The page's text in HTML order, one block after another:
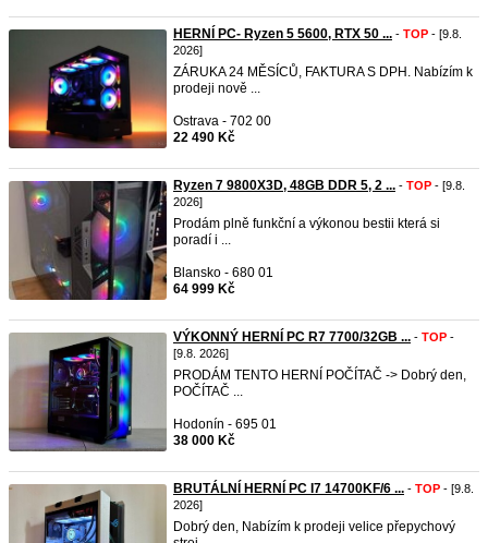
HERNÍ PC- Ryzen 5 5600, RTX 50 ... - TOP - [9.8.
2026]
ZÁRUKA 24 MĚSÍCŮ, FAKTURA S DPH. Nabízím k
prodeji nově ...
Ostrava - 702 00
22 490 Kč
Ryzen 7 9800X3D, 48GB DDR 5, 2 ... - TOP - [9.8.
2026]
Prodám plně funkční a výkonou bestii která si
poradí i ...
Blansko - 680 01
64 999 Kč
VÝKONNÝ HERNÍ PC R7 7700/32GB ... - TOP -
[9.8. 2026]
PRODÁM TENTO HERNÍ POČÍTAČ -> Dobrý den,
POČÍTAČ ...
Hodonín - 695 01
38 000 Kč
BRUTÁLNÍ HERNÍ PC I7 14700KF/6 ... - TOP - [9.8.
2026]
Dobrý den, Nabízím k prodeji velice přepychový